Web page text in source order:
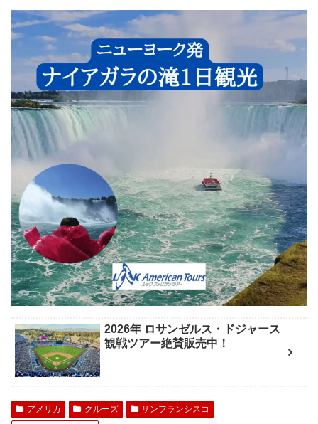
2026年 ロサンゼルス・ドジャース
観戦ツアー絶賛販売中！
アメリカ クルーズ
サンフランシスコ